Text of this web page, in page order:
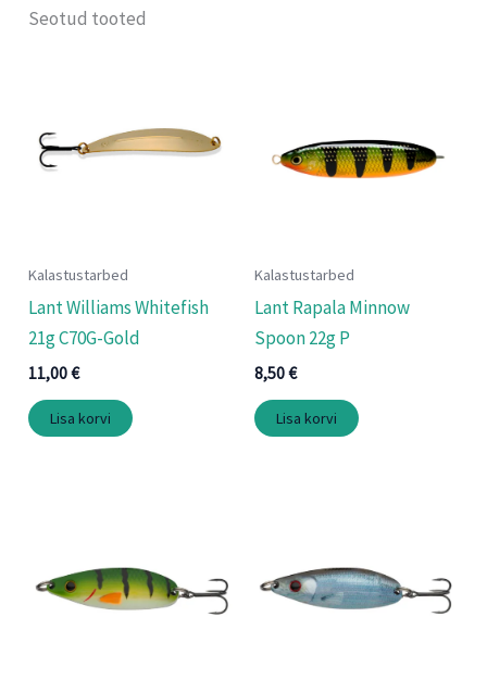
Seotud tooted
Kalastustarbed
Lant Williams Whitefish
21g C70G-Gold
11,00€
Lisa korvi
Kalastustarbed
Lant Rapala Minnow
Spoon 22g P
8,50€
Lisa korvi